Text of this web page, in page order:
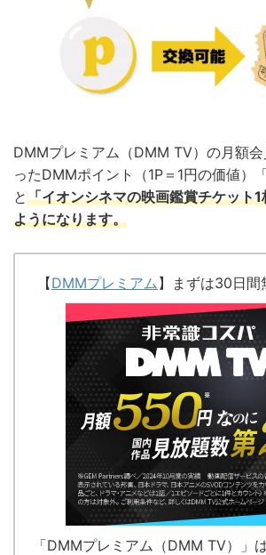
DMMプレミアム（DMM TV）の月額会
ったDMMポイント（1P＝1円の価値）
と「イオンシネマの映画鑑賞チケット
ようになります。
【DMMプレミアム 】まずは30日間
「DMMプレミアム（DMM TV）」